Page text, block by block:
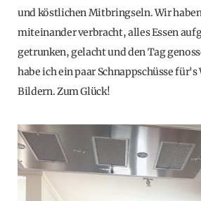
und köstlichen Mitbringseln. Wir
miteinander verbracht, alles Essen
getrunken, gelacht und den Tag
habe ich ein paar Schnappschüsse
Bildern. Zum Glück!